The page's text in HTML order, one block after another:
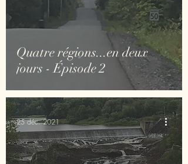
Quatre régions...en deux
jours - Épisode 2
25 déc. 2021